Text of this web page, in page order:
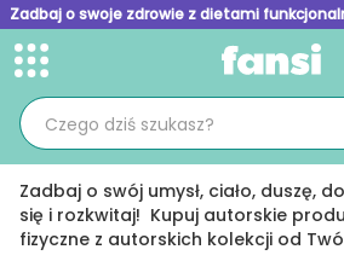
Zadbaj o swoje zdrowie z dietami
Toggle menu
Zadbaj o swój umysł, ciało, duszę,
się i rozkwitaj! Kupuj autorskie
fizyczne z autorskich kolekcji od